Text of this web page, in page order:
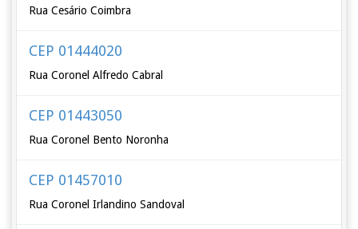
Rua Cesário Coimbra
CEP 01444020
Rua Coronel Alfredo Cabral
CEP 01443050
Rua Coronel Bento Noronha
CEP 01457010
Rua Coronel Irlandino Sandoval